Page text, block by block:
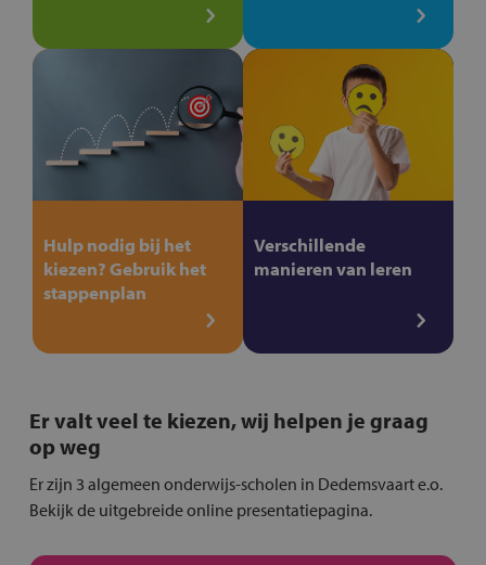
Hulp nodig bij het
kiezen? Gebruik het
stappenplan
Verschillende
manieren van leren
Er valt veel te kiezen, wij helpen je graag
op weg
Er zijn 3 algemeen onderwijs-scholen in Dedemsvaart e.o.
Bekijk de uitgebreide online presentatiepagina.